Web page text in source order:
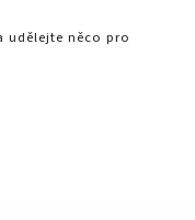
udělejte něco pro